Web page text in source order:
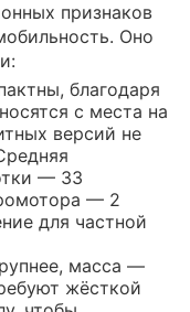
признаков
Оно
благодаря
с места на
версий не
— 33
— 2
для частной
масса —
жёсткой